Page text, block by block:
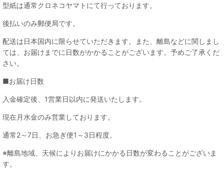
型紙は通常クロネコヤマトにて行っております。
後払いのみ郵便局です。
配送は日本国内に限らせていただきます。また、離島などに関しまし
ては、お届けまでに日数がかかることがございます。予めご了承くだ
さい。
■お届け日数
入金確定後、1営業日以内に発送いたします。
現在月水金のみ営業しております。
通常2～7日、お急ぎ便1～3日程度。
※離島地域、天候によりお届けにかかる日数が変わることがございま
す。